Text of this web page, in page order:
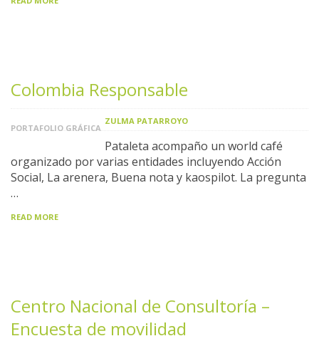
Colombia Responsable
PORTAFOLIO GRÁFICA
ZULMA PATARROYO
Pataleta acompaño un world café
organizado por varias entidades incluyendo Acción
Social, La arenera, Buena nota y kaospilot. La pregunta
…
READ MORE
Centro Nacional de Consultoría –
Encuesta de movilidad